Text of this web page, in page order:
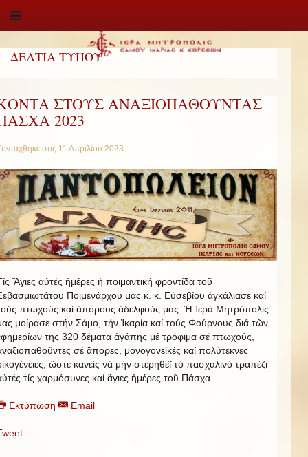
ΔΕΛΤΙΑ ΤΥΠΟΥ
ΣΤΟΥΣ ΑΝΑΞΙΟΠΑΘΟΥΝΤΑΣ
2023
στις 11 Απριλίου 2023.
Ἃγιες αὐτές ἡμέρες ἡ ποιμαντική φροντίδα τοῦ
Ποιμενάρχου μας κ. κ. Εὐσεβίου ἀγκάλιασε καί
πτωχούς καί ἀπόρους ἀδελφούς μας. Ἡ Ἱερά Μητρόπολίς
μοίρασε στήν Σάμο, τήν Ἰκαρία καί τούς Φούρνους διά τῶν
της 320 δέματα ἀγάπης μέ τρόφιμα σέ πτωχούς,
σέ ἂπορες, μονογονεϊκές καί πολύτεκνες
ὣστε κανείς νά μήν στερηθεῖ τό πασχαλινό τραπέζι
τίς χαρμόσυνες καί ἃγιες ἡμέρες τοῦ Πάσχα.
Εκτύπωση Email